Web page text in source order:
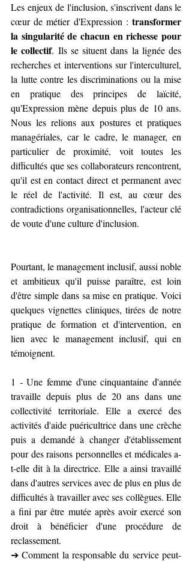
Les enjeux de l'inclusion, s'inscrivent dans le
cœur de métier d'Expression : transformer
la singularité de chacun en richesse pour
le collectif. Ils se situent dans la lignée des
recherches et interventions sur l'interculturel,
la lutte contre les discriminations ou la mise
en pratique des principes de laïcité,
qu'Expression mène depuis plus de 10 ans.
Nous les relions aux postures et pratiques
managériales, car le cadre, le manager, en
particulier de proximité, voit toutes les
difficultés que ses collaborateurs rencontrent,
qu'il est en contact direct et permanent avec
le réel de l'activité. Il est, au cœur des
contradictions organisationnelles, l'acteur clé
de voute d'une culture d'inclusion.
Pourtant, le management inclusif, aussi noble
et ambitieux qu'il puisse paraître, est loin
d'être simple dans sa mise en pratique. Voici
quelques vignettes cliniques, tirées de notre
pratique de formation et d'intervention, en
lien avec le management inclusif, qui en
témoignent.
1 - Une femme d'une cinquantaine d'année
travaille depuis plus de 20 ans dans une
collectivité territoriale. Elle a exercé des
activités d'aide puéricultrice dans une crèche
puis a demandé à changer d'établissement
pour des raisons personnelles et médicales a-
t-elle dit à la directrice. Elle a ainsi travaillé
dans d'autres services avec de plus en plus de
difficultés à travailler avec ses collègues. Elle
a fini par être mutée après avoir exercé son
droit à bénéficier d'une procédure de
reclassement.
➔ Comment la responsable du service peut-